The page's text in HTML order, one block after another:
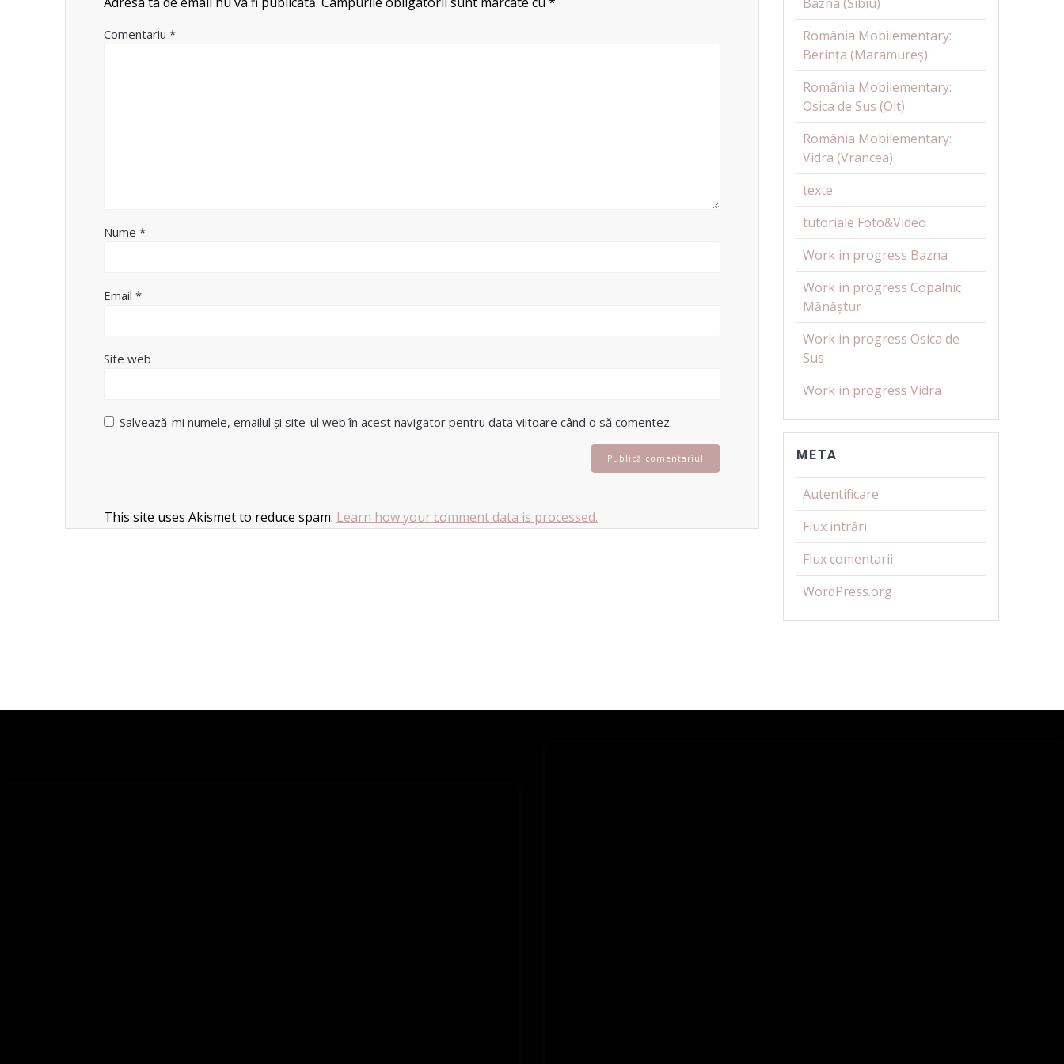
Comentariu*
Nume*
Email*
Site web
Salvează-mi numele, emailul și site-ul web în acest navigator pentru data viitoare când o să comentez.
This site uses Akismet to reduce spam. Learn how your comment data is processed.
România Mobilementary:
Berința (Maramureș)
România Mobilementary:
Osica de Sus (Olt)
România Mobilementary:
Vidra (Vrancea)
texte
tutoriale Foto&Video
Work in progress Bazna
Work in progress Copalnic
Mănăștur
Work in progress Osica de
Sus
Work in progress Vidra
META
Autentificare
Flux intrări
Flux comentarii
WordPress.org